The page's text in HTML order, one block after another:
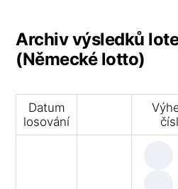
Archiv výsledků
(Německé lotto)
Datum
losování